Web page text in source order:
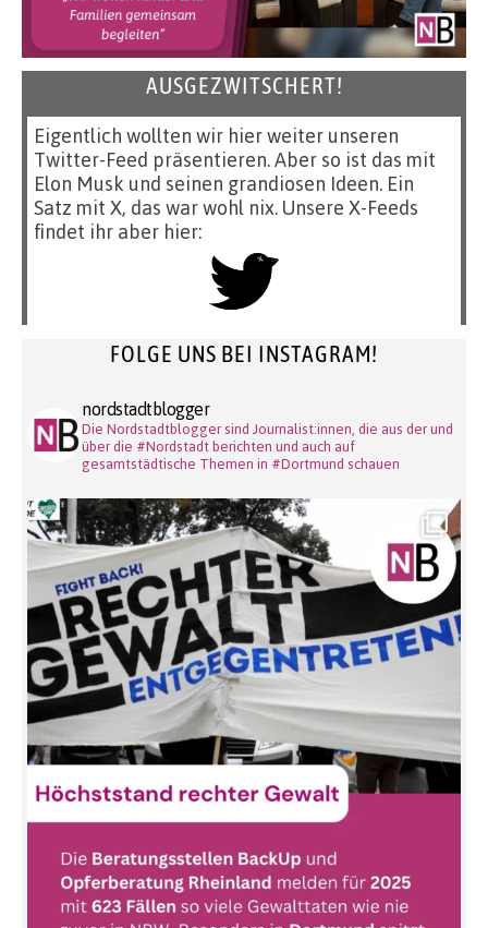
AUSGEZWITSCHERT!
Eigentlich wollten wir hier weiter unseren
Twitter-Feed präsentieren. Aber so ist das mit
Elon Musk und seinen grandiosen Ideen. Ein
Satz mit X, das war wohl nix. Unsere X-Feeds
findet ihr aber hier:
FOLGE UNS BEI INSTAGRAM!
nordstadtblogger
Die Nordstadtblogger sind Journalist:innen, die aus der und
über die #Nordstadt berichten und auch auf
gesamtstädtische Themen in #Dortmund schauen